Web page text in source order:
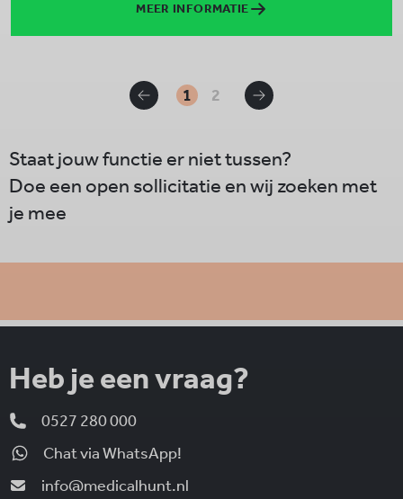
MEER INFORMATIE
1 2
Staat jouw functie er niet tussen?
Doe een open sollicitatie en wij zoeken met
je mee
Heb je een vraag?
0527 280 000
Chat via WhatsApp!
info@medicalhunt.nl